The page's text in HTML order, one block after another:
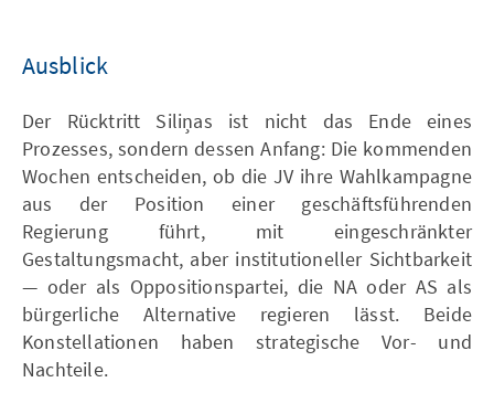
Ausblick
Der Rücktritt Siliņas ist nicht das Ende eines
Prozesses, sondern dessen Anfang: Die kommenden
Wochen entscheiden, ob die JV ihre Wahlkampagne
aus der Position einer geschäftsführenden
Regierung führt, mit eingeschränkter
Gestaltungsmacht, aber institutioneller Sichtbarkeit
— oder als Oppositionspartei, die NA oder AS als
bürgerliche Alternative regieren lässt. Beide
Konstellationen haben strategische Vor- und
Nachteile.